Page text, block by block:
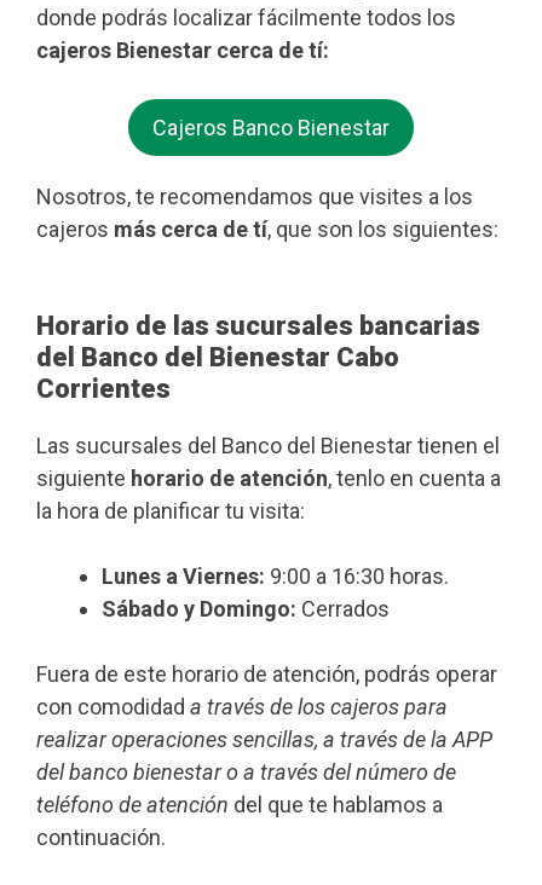
donde podrás localizar fácilmente todos los
cajeros Bienestar cerca de tí:
Cajeros Banco Bienestar
Nosotros, te recomendamos que visites a los
cajeros más cerca de tí, que son los siguientes:
Horario de las sucursales bancarias
del Banco del Bienestar Cabo
Corrientes
Las sucursales del Banco del Bienestar tienen el
siguiente horario de atención, tenlo en cuenta a
la hora de planificar tu visita:
Lunes a Viernes: 9:00 a 16:30 horas.
Sábado y Domingo: Cerrados
Fuera de este horario de atención, podrás operar
con comodidad a través de los cajeros para
realizar operaciones sencillas, a través de la APP
del banco bienestar o a través del número de
teléfono de atención del que te hablamos a
continuación.